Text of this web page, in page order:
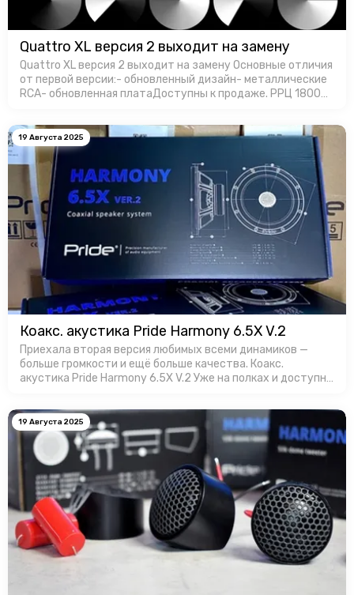
Quattro XL версия 2 выходит на замену
Quattro XL версия 2 выходит на замену Основные отличия
от первой версии:- обновленный дизайн- металлические
RCA- обновленная платаДоступны к продаже. РРЦ 18000
19 Августа 2025
Коакс. акустика Pride Harmony 6.5X V.2
Приехала вторая версия любимых всеми динамиков —
больше громкости и ещё больше качества. Коакс.
акустика Pride Harmony 6.5X V.2 Уже на полках и доступны
19 Августа 2025